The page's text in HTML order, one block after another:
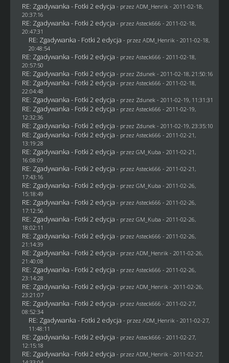
RE: Zgadywanka - Fotki 2 edycja - przez ADM_Henrik - 2011-02-18,
20:37:16
RE: Zgadywanka - Fotki 2 edycja - przez Asteck666 - 2011-02-18,
20:47:31
RE: Zgadywanka - Fotki 2 edycja - przez ADM_Henrik - 2011-02-18,
20:48:54
RE: Zgadywanka - Fotki 2 edycja - przez Asteck666 - 2011-02-18,
20:57:50
RE: Zgadywanka - Fotki 2 edycja - przez Zdunek - 2011-02-18, 21:50:16
RE: Zgadywanka - Fotki 2 edycja - przez Asteck666 - 2011-02-18,
22:04:48
RE: Zgadywanka - Fotki 2 edycja - przez Zdunek - 2011-02-19, 11:31:31
RE: Zgadywanka - Fotki 2 edycja - przez Asteck666 - 2011-02-19,
12:32:36
RE: Zgadywanka - Fotki 2 edycja - przez Zdunek - 2011-02-19, 23:35:10
RE: Zgadywanka - Fotki 2 edycja - przez Asteck666 - 2011-02-21,
13:19:28
RE: Zgadywanka - Fotki 2 edycja - przez GM_Kuba - 2011-02-21,
16:08:09
RE: Zgadywanka - Fotki 2 edycja - przez Asteck666 - 2011-02-21,
17:43:16
RE: Zgadywanka - Fotki 2 edycja - przez GM_Kuba - 2011-02-26,
15:18:49
RE: Zgadywanka - Fotki 2 edycja - przez Asteck666 - 2011-02-26,
17:12:56
RE: Zgadywanka - Fotki 2 edycja - przez GM_Kuba - 2011-02-26,
18:02:11
RE: Zgadywanka - Fotki 2 edycja - przez Asteck666 - 2011-02-26,
21:14:39
RE: Zgadywanka - Fotki 2 edycja - przez ADM_Henrik - 2011-02-26,
21:40:08
RE: Zgadywanka - Fotki 2 edycja - przez Asteck666 - 2011-02-26,
23:14:28
RE: Zgadywanka - Fotki 2 edycja - przez ADM_Henrik - 2011-02-26,
23:21:07
RE: Zgadywanka - Fotki 2 edycja - przez Asteck666 - 2011-02-27,
08:52:34
RE: Zgadywanka - Fotki 2 edycja - przez ADM_Henrik - 2011-02-27,
11:48:11
RE: Zgadywanka - Fotki 2 edycja - przez Asteck666 - 2011-02-27,
12:15:18
RE: Zgadywanka - Fotki 2 edycja - przez ADM_Henrik - 2011-02-27,